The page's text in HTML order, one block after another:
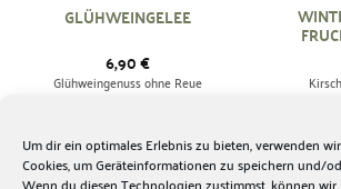
Um dir ein optimales Erlebnis zu bieten, verwenden
Cookies, um Geräteinformationen zu speichern und/
GLÜHWEINGELEE
6,90€
Glühweingenuss ohne Reue